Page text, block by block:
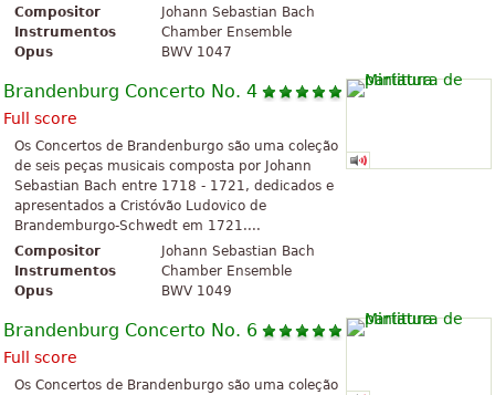
Compositor
Johann Sebastian Bach
Instrumentos
Chamber Ensemble
Opus
BWV 1047
Brandenburg Concerto No. 4
Full score
Os Concertos de Brandenburgo são uma coleção
de seis peças musicais composta por Johann
Sebastian Bach entre 1718 - 1721, dedicados e
apresentados a Cristóvão Ludovico de
Brandemburgo-Schwedt em 1721....
Compositor
Johann Sebastian Bach
Instrumentos
Chamber Ensemble
Opus
BWV 1049
Brandenburg Concerto No. 6
Full score
Os Concertos de Brandenburgo são uma coleção